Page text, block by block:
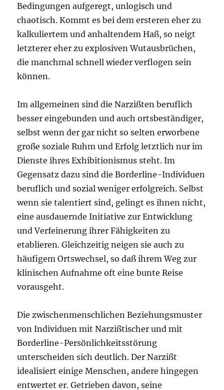
Bedingungen aufgeregt, unlogisch und
chaotisch. Kommt es bei dem ersteren eher zu
kalkuliertem und anhaltendem Haß, so neigt
letzterer eher zu explosiven Wutausbrüchen,
die manchmal schnell wieder verflogen sein
können.
Im allgemeinen sind die Narzißten beruflich
besser eingebunden und auch ortsbeständiger,
selbst wenn der gar nicht so selten erworbene
große soziale Ruhm und Erfolg letztlich nur im
Dienste ihres Exhibitionismus steht. Im
Gegensatz dazu sind die Borderline-Individuen
beruflich und sozial weniger erfolgreich. Selbst
wenn sie talentiert sind, gelingt es ihnen nicht,
eine ausdauernde Initiative zur Entwicklung
und Verfeinerung ihrer Fähigkeiten zu
etablieren. Gleichzeitig neigen sie auch zu
häufigem Ortswechsel, so daß ihrem Weg zur
klinischen Aufnahme oft eine bunte Reise
vorausgeht.
Die zwischenmenschlichen Beziehungsmuster
von Individuen mit Narzißtischer und mit
Borderline-Persönlichkeitsstörung
unterscheiden sich deutlich. Der Narzißt
idealisiert einige Menschen, andere hingegen
entwertet er. Getrieben davon, seine